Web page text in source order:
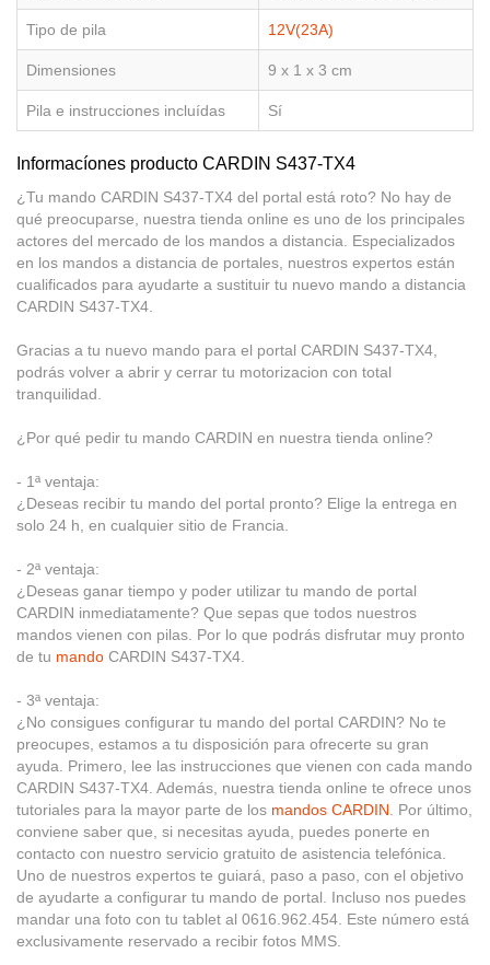
Tipo de pila 12V(23A)
Dimensiones 9 x 1 x 3 cm
Pila e instrucciones incluídas Sí
Informacíones producto CARDIN S437-TX4
¿Tu mando CARDIN S437-TX4 del portal está roto? No hay de
qué preocuparse, nuestra tienda online es uno de los principales
actores del mercado de los mandos a distancia. Especializados
en los mandos a distancia de portales, nuestros expertos están
cualificados para ayudarte a sustituir tu nuevo mando a distancia
CARDIN S437-TX4.
Gracias a tu nuevo mando para el portal CARDIN S437-TX4,
podrás volver a abrir y cerrar tu motorizacion con total
tranquilidad.
¿Por qué pedir tu mando CARDIN en nuestra tienda online?
- 1ª ventaja:
¿Deseas recibir tu mando del portal pronto? Elige la entrega en
solo 24 h, en cualquier sitio de Francia.
- 2ª ventaja:
¿Deseas ganar tiempo y poder utilizar tu mando de portal
CARDIN inmediatamente? Que sepas que todos nuestros
mandos vienen con pilas. Por lo que podrás disfrutar muy pronto
de tu mando CARDIN S437-TX4.
- 3ª ventaja:
¿No consigues configurar tu mando del portal CARDIN? No te
preocupes, estamos a tu disposición para ofrecerte su gran
ayuda. Primero, lee las instrucciones que vienen con cada mando
CARDIN S437-TX4. Además, nuestra tienda online te ofrece unos
tutoriales para la mayor parte de los mandos CARDIN. Por último,
conviene saber que, si necesitas ayuda, puedes ponerte en
contacto con nuestro servicio gratuito de asistencia telefónica.
Uno de nuestros expertos te guiará, paso a paso, con el objetivo
de ayudarte a configurar tu mando de portal. Incluso nos puedes
mandar una foto con tu tablet al 0616.962.454. Este número está
exclusivamente reservado a recibir fotos MMS.